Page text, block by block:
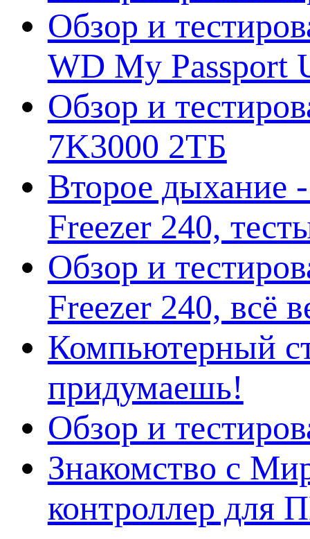
Обзор и
WD My Passport
Обзор и
7K3000 2ТБ
Второе дыхание
Freezer 240,
Обзор и
Freezer 240, всё
Компьютерный
придумаешь!
Обзор и
Знакомство с
контроллер для